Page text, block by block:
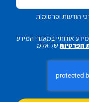
ופרסומות
אודותיי במאגרי המידע
הפרטיותשל אלמ.